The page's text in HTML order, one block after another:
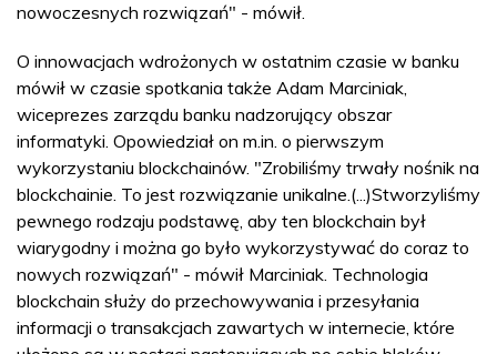
nowoczesnych rozwiązań" - mówił.
O innowacjach wdrożonych w ostatnim czasie w banku
mówił w czasie spotkania także Adam Marciniak,
wiceprezes zarządu banku nadzorujący obszar
informatyki. Opowiedział on m.in. o pierwszym
wykorzystaniu blockchainów. "Zrobiliśmy trwały nośnik na
blockchainie. To jest rozwiązanie unikalne.(...)Stworzyliśmy
pewnego rodzaju podstawę, aby ten blockchain był
wiarygodny i można go było wykorzystywać do coraz to
nowych rozwiązań" - mówił Marciniak. Technologia
blockchain służy do przechowywania i przesyłania
informacji o transakcjach zawartych w internecie, które